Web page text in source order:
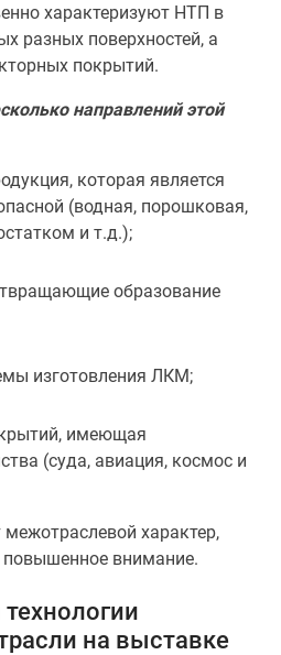
характеризуют НТП в
разных поверхностей, а
покрытий.
направлений этой
которая является
(водная, порошковая,
и т.д.);
образование
изготовления ЛКМ;
имеющая
(суда, авиация, космос и
характер,
повышенное внимание.
на выставке